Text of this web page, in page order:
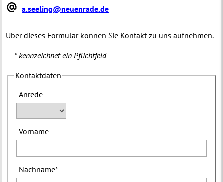
a.seeling@neuenrade.de
Über dieses Formular können Sie Kontakt zu uns aufnehmen.
* kennzeichnet ein Pflichtfeld
Kontaktdaten
Anrede
Vorname
Nachname*